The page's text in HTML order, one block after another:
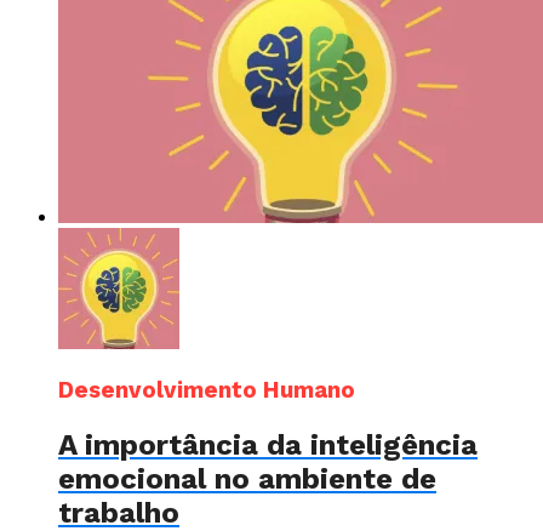
Desenvolvimento Humano
A importância da inteligência
emocional no ambiente de
trabalho